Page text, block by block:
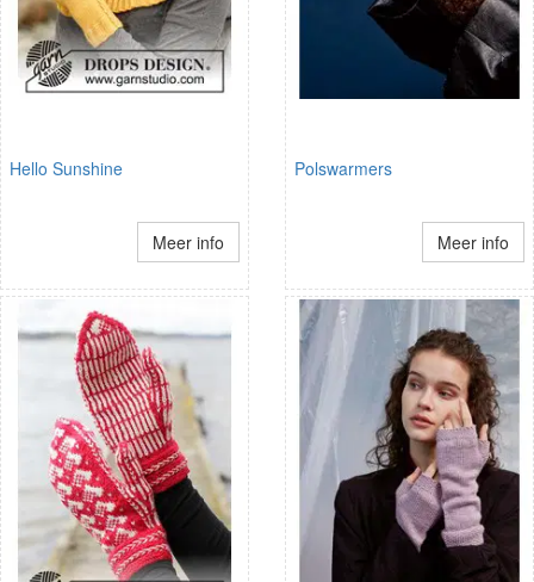
Hello Sunshine
Meer info
Polswarmers
Meer info